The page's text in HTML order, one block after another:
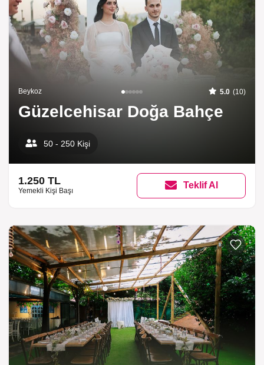
Beykoz 5.0 (10)
Güzelcehisar Doğa Bahçe
50 - 250 Kişi
1.250 TL
Yemekli Kişi Başı
Teklif Al